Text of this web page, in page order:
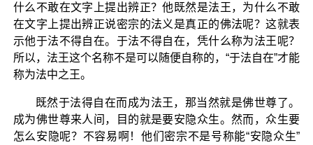
什么不敢在文字上提出辨正？他既然是法王，为什么不敢
在文字上提出辨正说密宗的法义是真正的佛法呢？这就表
示他于法不得自在。于法不得自在，凭什么称为法王呢？
所以，法王这个名称不是可以随便自称的，“于法自在”才能
称为法中之王。
既然于法得自在而成为法王，那当然就是佛世尊了。
成为佛世尊来人间，目的就是要安隐众生。然而，众生要
怎么安隐呢？不容易啊！他们密宗不是号称能“安隐众生”